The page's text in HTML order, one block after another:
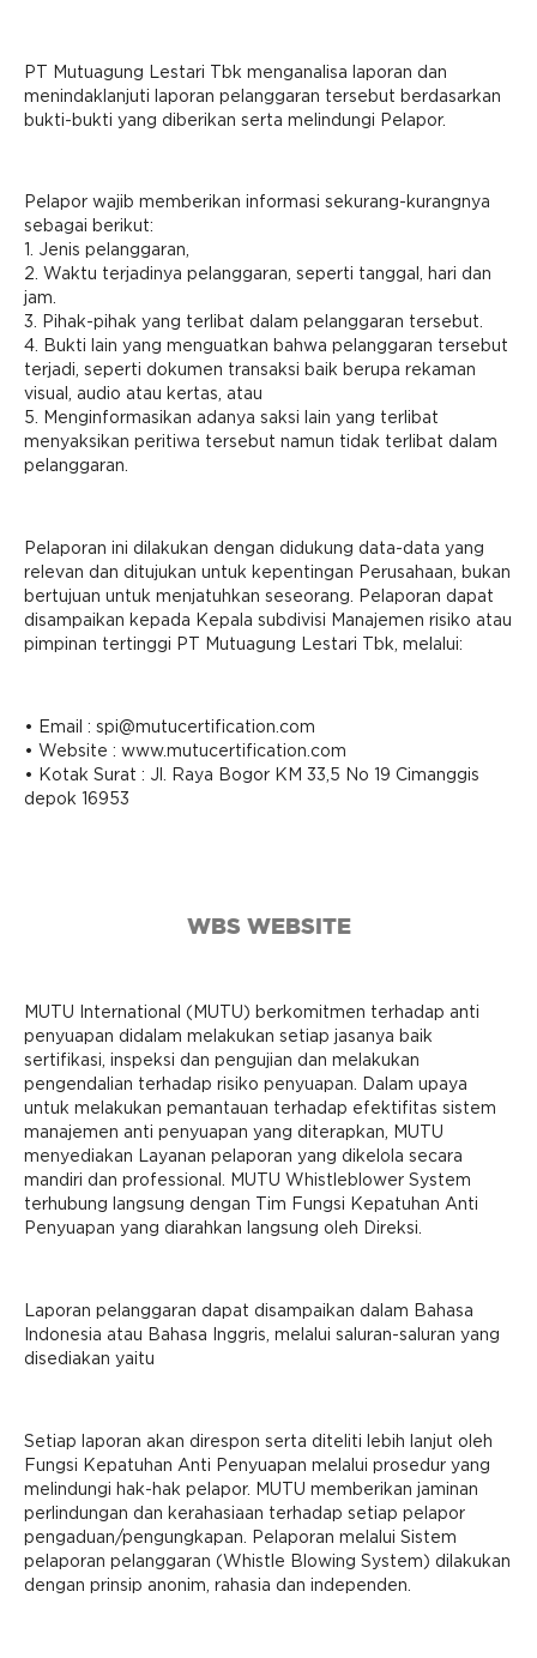
PT Mutuagung Lestari Tbk menganalisa laporan dan
menindaklanjuti laporan pelanggaran tersebut berdasarkan
bukti-bukti yang diberikan serta melindungi Pelapor.
Pelapor wajib memberikan informasi sekurang-kurangnya
sebagai berikut:
1. Jenis pelanggaran,
2. Waktu terjadinya pelanggaran, seperti tanggal, hari dan
jam.
3. Pihak-pihak yang terlibat dalam pelanggaran tersebut.
4. Bukti lain yang menguatkan bahwa pelanggaran tersebut
terjadi, seperti dokumen transaksi baik berupa rekaman
visual, audio atau kertas, atau
5. Menginformasikan adanya saksi lain yang terlibat
menyaksikan peritiwa tersebut namun tidak terlibat dalam
pelanggaran.
Pelaporan ini dilakukan dengan didukung data-data yang
relevan dan ditujukan untuk kepentingan Perusahaan, bukan
bertujuan untuk menjatuhkan seseorang. Pelaporan dapat
disampaikan kepada Kepala subdivisi Manajemen risiko atau
pimpinan tertinggi PT Mutuagung Lestari Tbk, melalui:
• Email : spi@mutucertification.com
• Website : www.mutucertification.com
• Kotak Surat : Jl. Raya Bogor KM 33,5 No 19 Cimanggis
depok 16953
WBS WEBSITE
MUTU International (MUTU) berkomitmen terhadap anti
penyuapan didalam melakukan setiap jasanya baik
sertifikasi, inspeksi dan pengujian dan melakukan
pengendalian terhadap risiko penyuapan. Dalam upaya
untuk melakukan pemantauan terhadap efektifitas sistem
manajemen anti penyuapan yang diterapkan, MUTU
menyediakan Layanan pelaporan yang dikelola secara
mandiri dan professional. MUTU Whistleblower System
terhubung langsung dengan Tim Fungsi Kepatuhan Anti
Penyuapan yang diarahkan langsung oleh Direksi.
Laporan pelanggaran dapat disampaikan dalam Bahasa
Indonesia atau Bahasa Inggris, melalui saluran-saluran yang
disediakan yaitu
Setiap laporan akan direspon serta diteliti lebih lanjut oleh
Fungsi Kepatuhan Anti Penyuapan melalui prosedur yang
melindungi hak-hak pelapor. MUTU memberikan jaminan
perlindungan dan kerahasiaan terhadap setiap pelapor
pengaduan/pengungkapan. Pelaporan melalui Sistem
pelaporan pelanggaran (Whistle Blowing System) dilakukan
dengan prinsip anonim, rahasia dan independen.